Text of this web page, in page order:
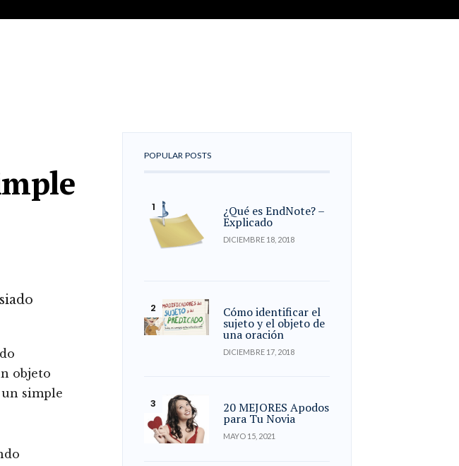
objeto
simple
POPULAR POSTS
¿Qué es EndNote? –
Explicado
DICIEMBRE 18, 2018
Cómo identificar el
sujeto y el objeto de
una oración
DICIEMBRE 17, 2018
20 MEJORES Apodos
para Tu Novia
MAYO 15, 2021